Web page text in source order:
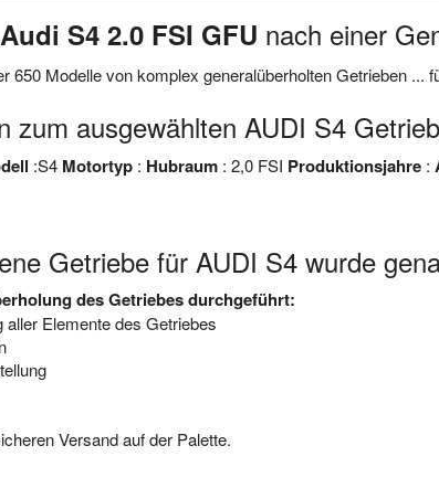
Audi S4 2.0 FSI GFU nach einer
650 Modelle von komplex generalüberholten Getrieben ...
zum ausgewählten AUDI S4
:S4 Motortyp : Hubraum : 2,0 FSI Produktionsjahre :
Getriebe für AUDI S4 wurde
des Getriebes durchgeführt:
Elemente des Getriebes
Versand auf der Palette.